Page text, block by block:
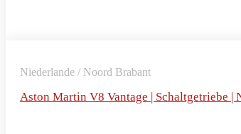
Niederlande / Noord Brabant
Aston Martin V8 Vantage | Schaltgetriebe |